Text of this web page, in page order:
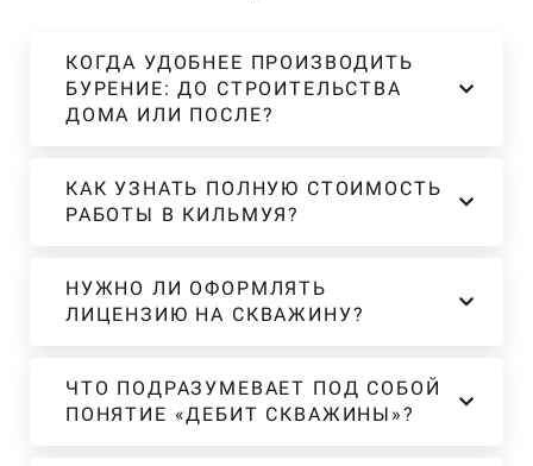
КОГДА УДОБНЕЕ ПРОИЗВОДИТЬ
БУРЕНИЕ: ДО СТРОИТЕЛЬСТВА
ДОМА ИЛИ ПОСЛЕ?
КАК УЗНАТЬ ПОЛНУЮ СТОИМОСТЬ
РАБОТЫ В КИЛЬМУЯ?
НУЖНО ЛИ ОФОРМЛЯТЬ
ЛИЦЕНЗИЮ НА СКВАЖИНУ?
ЧТО ПОДРАЗУМЕВАЕТ ПОД СОБОЙ
ПОНЯТИЕ «ДЕБИТ СКВАЖИНЫ»?